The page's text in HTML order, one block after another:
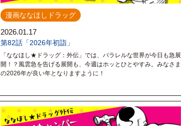
漫画ななほしドラッグ
2026.01.17
第82話「2026年初詣」
「ななほし★ドラッグ：外伝」では、パラレルな世界が今日も急展
開！？風雲急を告げる展開も、今週はホッとひとやすみ。みなさま
の2026年が良い年となりますように！